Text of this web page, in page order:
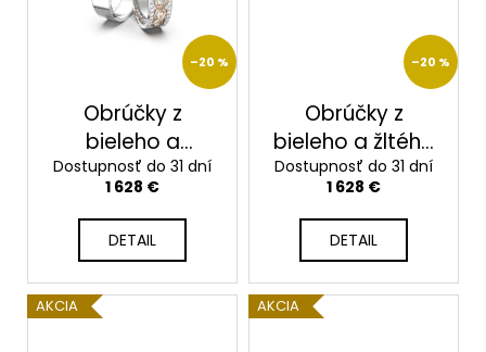
–20 %
Obrúčky z
bieleho a
ružového zlata
2014117/BRX
Dostupnosť do 31 dní
1 628 €
DETAIL
–20 %
Obrúčky z
bieleho a žltého
zlata
2014117/BZX
Dostupnosť do 31 dní
1 628 €
DETAIL
AKCIA AKCIA